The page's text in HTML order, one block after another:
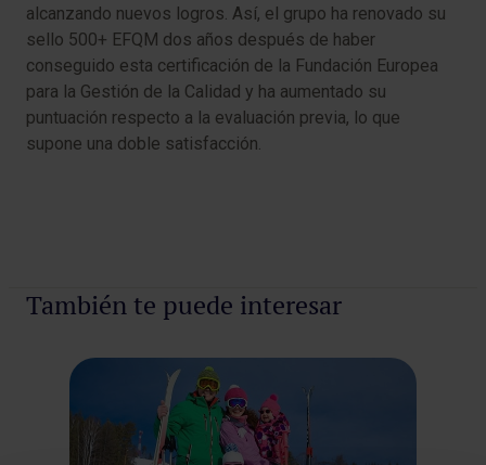
alcanzando nuevos logros. Así, el grupo ha renovado su
sello 500+ EFQM dos años después de haber
conseguido esta certificación de la Fundación Europea
para la Gestión de la Calidad y ha aumentado su
puntuación respecto a la evaluación previa, lo que
supone una doble satisfacción.
También te puede interesar